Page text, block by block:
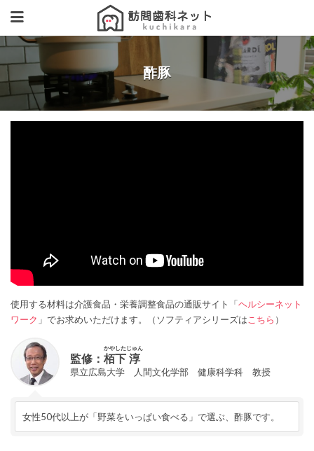
酢豚
使用する材料は介護食品・栄養調整食品の通販サイト「ヘルシーネット
ワーク 」でお求めいただけます。（ソフティアシリーズは こちら ）
監修： 栢下
かやした
淳
じゅん
県立広島大学 人間文化学部 健康科学科 教授
女性50代以上が「野菜をいっぱい食べる」で選ぶ、酢豚です。